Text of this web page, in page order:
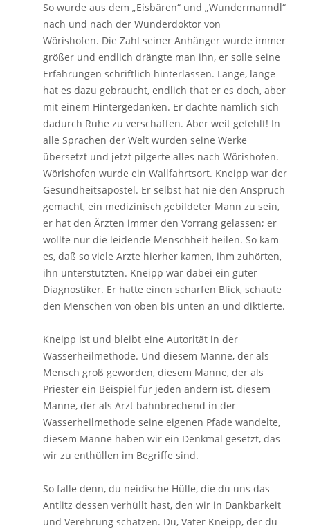
So wurde aus dem „Eisbären“ und „Wundermanndl“
nach und nach der Wunderdoktor von
Wörishofen. Die Zahl seiner Anhänger wurde immer
größer und endlich drängte man ihn, er solle seine
Erfahrungen schriftlich hinterlassen. Lange, lange
hat es dazu gebraucht, endlich that er es doch, aber
mit einem Hintergedanken. Er dachte nämlich sich
dadurch Ruhe zu verschaffen. Aber weit gefehlt! In
alle Sprachen der Welt wurden seine Werke
übersetzt und jetzt pilgerte alles nach Wörishofen.
Wörishofen wurde ein Wallfahrtsort. Kneipp war der
Gesundheitsapostel. Er selbst hat nie den Anspruch
gemacht, ein medizinisch gebildeter Mann zu sein,
er hat den Ärzten immer den Vorrang gelassen; er
wollte nur die leidende Menschheit heilen. So kam
es, daß so viele Ärzte hierher kamen, ihm zuhörten,
ihn unterstützten. Kneipp war dabei ein guter
Diagnostiker. Er hatte einen scharfen Blick, schaute
den Menschen von oben bis unten an und diktierte.
Kneipp ist und bleibt eine Autorität in der
Wasserheilmethode. Und diesem Manne, der als
Mensch groß geworden, diesem Manne, der als
Priester ein Beispiel für jeden andern ist, diesem
Manne, der als Arzt bahnbrechend in der
Wasserheilmethode seine eigenen Pfade wandelte,
diesem Manne haben wir ein Denkmal gesetzt, das
wir zu enthüllen im Begriffe sind.
So falle denn, du neidische Hülle, die du uns das
Antlitz dessen verhüllt hast, den wir in Dankbarkeit
und Verehrung schätzen. Du, Vater Kneipp, der du